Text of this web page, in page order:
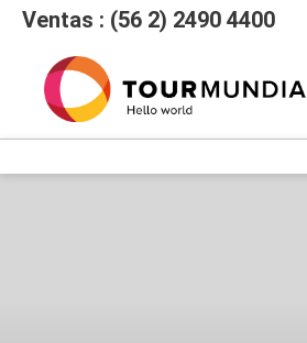
Ventas : (56 2) 2490 4400